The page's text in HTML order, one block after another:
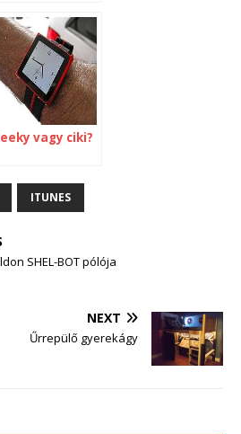
vagy ciki?
ITUNES
SHEL-BOT pólója
NEXT
Űrrepülő gyerekágy